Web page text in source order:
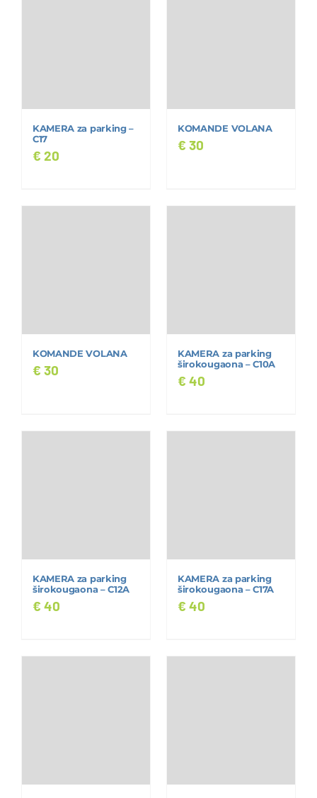
KAMERA za parking –
C17
€ 20
KOMANDE VOLANA
€ 30
KOMANDE VOLANA
€ 30
KAMERA za parking
širokougaona – C10A
€ 40
KAMERA za parking
širokougaona – C12A
€ 40
KAMERA za parking
širokougaona – C17A
€ 40